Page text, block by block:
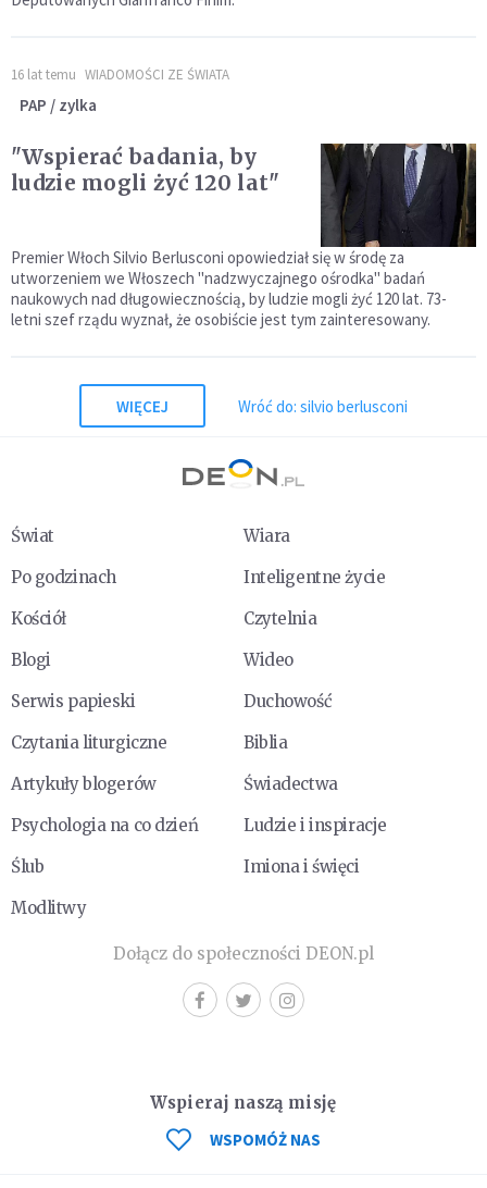
16 lat temu WIADOMOŚCI ZE ŚWIATA
PAP / zylka
"Wspierać badania, by
ludzie mogli żyć 120 lat"
Premier Włoch Silvio Berlusconi opowiedział się w środę za
utworzeniem we Włoszech "nadzwyczajnego ośrodka" badań
naukowych nad długowiecznością, by ludzie mogli żyć 120 lat. 73-
letni szef rządu wyznał, że osobiście jest tym zainteresowany.
WIĘCEJ Wróć do: silvio berlusconi
Świat
Wiara
Po godzinach
Inteligentne życie
Kościół
Czytelnia
Blogi
Wideo
Serwis papieski
Duchowość
Czytania liturgiczne
Biblia
Artykuły blogerów
Świadectwa
Psychologia na co dzień
Ludzie i inspiracje
Ślub
Imiona i święci
Modlitwy
Dołącz do społeczności DEON.pl
Wspieraj naszą misję
WSPOMÓŻ NAS